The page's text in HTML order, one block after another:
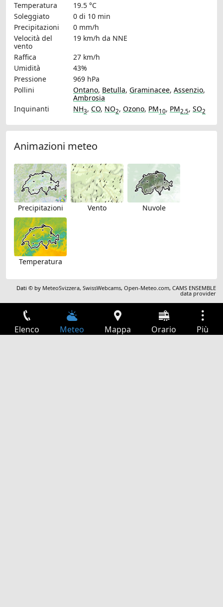
Temperatura
19.5 °C
Soleggiato
0 di 10 min
Precipitazioni
0 mm/h
Velocità del
vento
19 km/h da NNE
Raffica
27 km/h
Umidità
43%
Pressione
969 hPa
Pollini
Ontano, Betulla, Graminacee, Assenzio,
Ambrosia
Inquinanti
NH3, CO, NO2, Ozono, PM10, PM2.5, SO2
Animazioni meteo
Precipitazioni Vento Nuvole
Temperatura
Dati © by MeteoSvizzera,SwissWebcams,Open-Meteo.com,CAMS ENSEMBLE
data provider
Elenco Meteo Mappa Orario Più